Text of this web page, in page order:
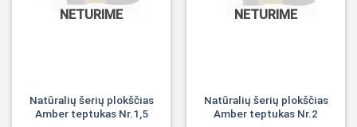
NETURIME
Natūralių šerių plokščias
Amber teptukas Nr.1,5
NETURIME
Natūralių šerių plokščias
Amber teptukas Nr.2